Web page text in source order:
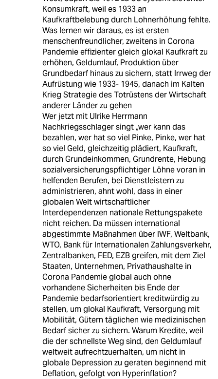
Konsumkraft, weil es 1933 an
Kaufkraftbelebung durch Lohnerhöhung fehlte.
Was lernen wir daraus, es ist ersten
menschenfreundlicher, zweitens in Corona
Pandemie effizienter gleich glokal Kaufkraft zu
erhöhen, Geldumlauf, Produktion über
Grundbedarf hinaus zu sichern, statt Irrweg der
Aufrüstung wie 1933- 1945, danach im Kalten
Krieg Strategie des Totrüstens der Wirtschaft
anderer Länder zu gehen
Wer jetzt mit Ulrike Herrmann
Nachkriegsschlager singt „wer kann das
bezahlen, wer hat so viel Pinke, Pinke, wer hat
so viel Geld, gleichzeitig plädiert, Kaufkraft,
durch Grundeinkommen, Grundrente, Hebung
sozialversicherungspflichtiger Löhne voran in
helfenden Berufen, bei Dienstleistern zu
administrieren, ahnt wohl, dass in einer
globalen Welt wirtschaftlicher
Interdependenzen nationale Rettungspakete
nicht reichen. Da müssen international
abgestimmte Maßnahmen über IWF, Weltbank,
WTO, Bank für Internationalen Zahlungsverkehr,
Zentralbanken, FED, EZB greifen, mit dem Ziel
Staaten, Unternehmen, Privathaushalte in
Corona Pandemie global auch ohne
vorhandene Sicherheiten bis Ende der
Pandemie bedarfsorientiert kreditwürdig zu
stellen, um glokal Kaufkraft, Versorgung mit
Mobilität, Gütern täglichen wie medizinischen
Bedarf sicher zu sichern. Warum Kredite, weil
die der schnellste Weg sind, den Geldumlauf
weltweit aufrechtzuerhalten, um nicht in
globale Depression zu geraten beginnend mit
Deflation, gefolgt von Hyperinflation?